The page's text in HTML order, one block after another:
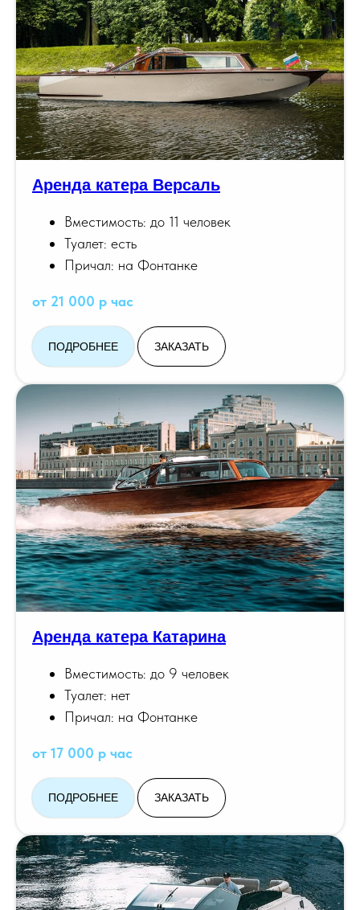
Аренда катера Версаль
Вместимость: до 11 человек
Туалет: есть
Причал: на Фонтанке
от 21 000 р час
ПОДРОБНЕЕ ЗАКАЗАТЬ
Аренда катера Катарина
Вместимость: до 9 человек
Туалет: нет
Причал: на Фонтанке
от 17 000 р час
ПОДРОБНЕЕ ЗАКАЗАТЬ